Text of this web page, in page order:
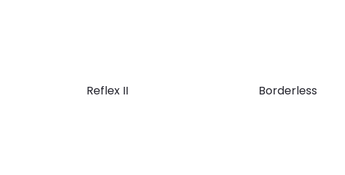
Reflex II Borderless